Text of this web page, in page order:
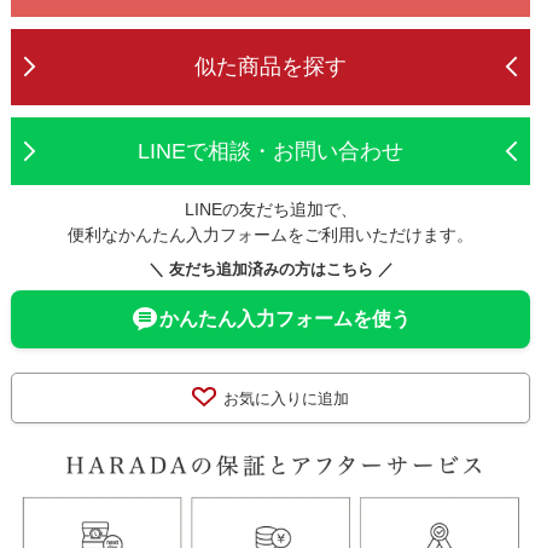
似た商品を探す
LINEで相談・お問い合わせ
LINEの友だち追加で、
便利なかんたん入力フォームをご利用いただけます。
＼ 友だち追加済みの方はこちら ／
かんたん入力フォームを使う
お気に入りに追加